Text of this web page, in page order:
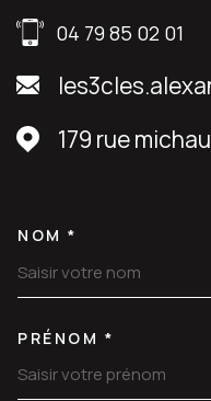
04 79 85 02 01
179 rue
NOM *
PRÉNOM *